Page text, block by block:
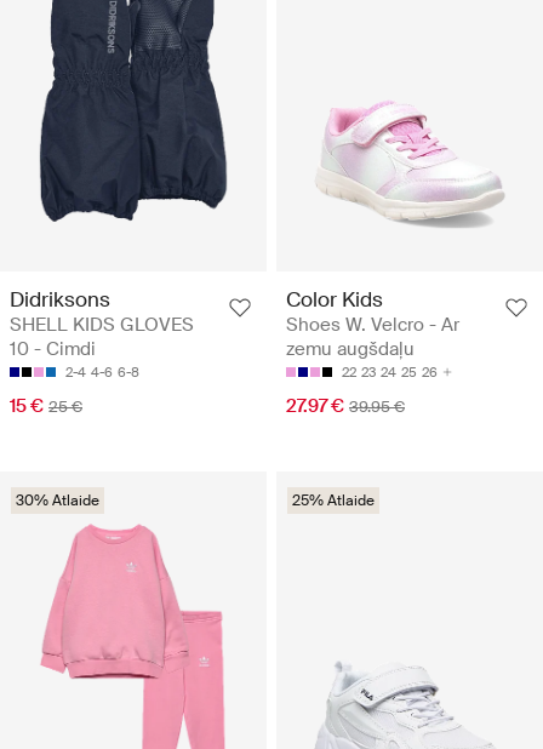
Didriksons
SHELL KIDS GLOVES
10 - Cimdi
2-4 4-6 6-8
15 € 25 €
Color Kids
Shoes W. Velcro - Ar
zemu augšdaļu
22 23 24 25 26
27.97 € 39.95 €
30% Atlaide 25% Atlaide